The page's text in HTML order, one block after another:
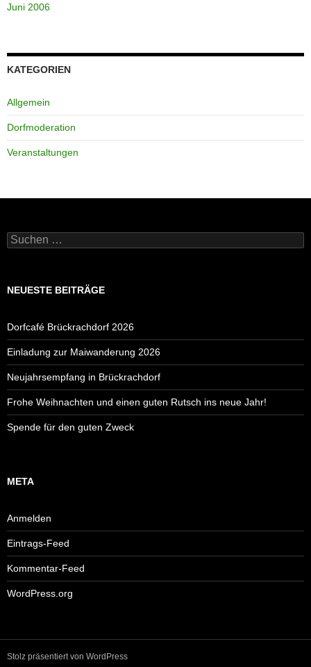
Juni 2006
KATEGORIEN
Allgemein
Dorfmoderation
Veranstaltungen
Suchen
nach:
NEUESTE BEITRÄGE
Dorfcafé Brückrachdorf 2026
Einladung zur Maiwanderung 2026
Neujahrsempfang in Brückrachdorf
Frohe Weihnachten und einen guten Rutsch ins neue Jahr!
Spende für den guten Zweck
META
Anmelden
Eintrags-Feed
Kommentar-Feed
WordPress.org
Stolz präsentiert von WordPress